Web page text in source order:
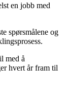
en jobb med
spørsmålene og
med å
hvert år fram til